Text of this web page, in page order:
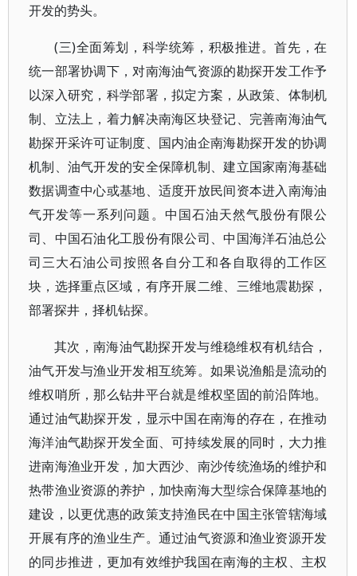
开发的势头。
(三)全面筹划，科学统筹，积极推进。首先，在
统一部署协调下，对南海油气资源的勘探开发工作予
以深入研究，科学部署，拟定方案，从政策、体制机
制、立法上，着力解决南海区块登记、完善南海油气
勘探开采许可证制度、国内油企南海勘探开发的协调
机制、油气开发的安全保障机制、建立国家南海基础
数据调查中心或基地、适度开放民间资本进入南海油
气开发等一系列问题。中国石油天然气股份有限公
司、中国石油化工股份有限公司、中国海洋石油总公
司三大石油公司按照各自分工和各自取得的工作区
块，选择重点区域，有序开展二维、三维地震勘探，
部署探井，择机钻探。
其次，南海油气勘探开发与维稳维权有机结合，
油气开发与渔业开发相互统筹。如果说渔船是流动的
维权哨所，那么钻井平台就是维权坚固的前沿阵地。
通过油气勘探开发，显示中国在南海的存在，在推动
海洋油气勘探开发全面、可持续发展的同时，大力推
进南海渔业开发，加大西沙、南沙传统渔场的维护和
热带渔业资源的养护，加快南海大型综合保障基地的
建设，以更优惠的政策支持渔民在中国主张管辖海域
开展有序的渔业生产。通过油气资源和渔业资源开发
的同步推进，更加有效维护我国在南海的主权、主权